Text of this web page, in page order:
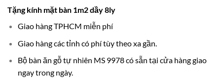
Tặng kính mặt bàn 1m2 dầy 8ly
Giao hàng TPHCM miễn phí
Giao hàng các tỉnh có phí tùy theo xa gần.
Bộ bàn ăn gỗ tự nhiên MS 9978 có sẵn tại cửa hàng giao
ngay trong ngày.